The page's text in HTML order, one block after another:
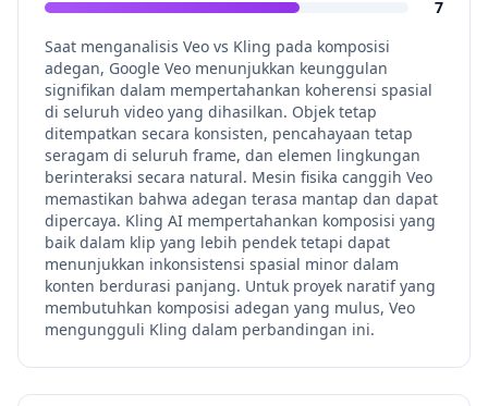
7
Saat menganalisis Veo vs Kling pada komposisi
adegan, Google Veo menunjukkan keunggulan
signifikan dalam mempertahankan koherensi spasial
di seluruh video yang dihasilkan. Objek tetap
ditempatkan secara konsisten, pencahayaan tetap
seragam di seluruh frame, dan elemen lingkungan
berinteraksi secara natural. Mesin fisika canggih Veo
memastikan bahwa adegan terasa mantap dan dapat
dipercaya. Kling AI mempertahankan komposisi yang
baik dalam klip yang lebih pendek tetapi dapat
menunjukkan inkonsistensi spasial minor dalam
konten berdurasi panjang. Untuk proyek naratif yang
membutuhkan komposisi adegan yang mulus, Veo
mengungguli Kling dalam perbandingan ini.